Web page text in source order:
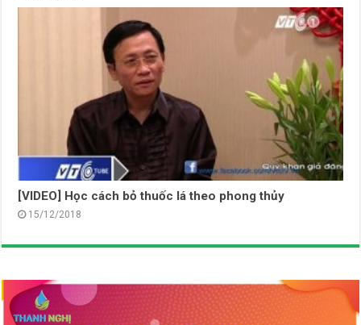
[VIDEO] Học cách bỏ thuốc lá theo phong thủy
15/12/2018